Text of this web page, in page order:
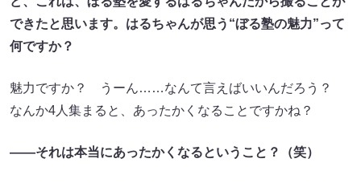
できたと思います。はるちゃんが思う“ぼる塾の魅力”って
何ですか？
魅力ですか？ うーん……なんて言えばいいんだろう？
なんか4人集まると、あったかくなることですかね？
――それは本当にあったかくなるということ？ （笑）